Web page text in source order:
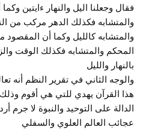
فقال وجعلنا اليل والنهار ءايتين
والمتشابه فكذلك الدهر مركب من
والمتشابه كالليل وكما أن المقصود
المحكم والمتشابه فكذلك الوقت
بالنهار والليل
والوجه الثاني في تقرير النظم أنه
هذا القرآن يهدي للتي هي أقوم وذلك
الدالة على التوحيد والنبوة لا جرم
عجائب العالم العلوي والسفلي